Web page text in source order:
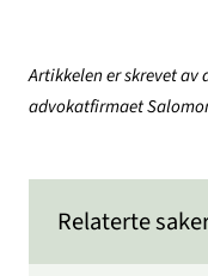
Artikkelen er skrevet
advokatfirmaet
Relaterte